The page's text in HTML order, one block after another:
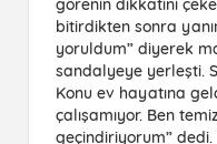
görenin dikkatini
bitirdikten sonra
yoruldum” diyerek
sandalyeye yerleşti.
Konu ev hayatına
çalışamıyor. Ben
geçindiriyorum”